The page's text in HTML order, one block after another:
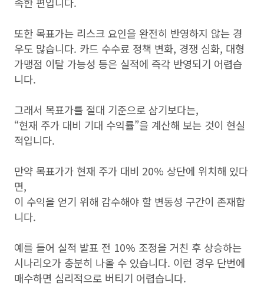
또한 목표가는 리스크 요인을 완전히 반영하지 않는 경
우도 많습니다. 카드 수수료 정책 변화, 경쟁 심화, 대형
가맹점 이탈 가능성 등은 실적에 즉각 반영되기 어렵습
니다.
그래서 목표가를 절대 기준으로 삼기보다는,
“현재 주가 대비 기대 수익률”을 계산해 보는 것이 현실
적입니다.
만약 목표가가 현재 주가 대비 20% 상단에 위치해 있다
면,
이 수익을 얻기 위해 감수해야 할 변동성 구간이 존재합
니다.
예를 들어 실적 발표 전 10% 조정을 거친 후 상승하는
시나리오가 충분히 나올 수 있습니다. 이런 경우 단번에
매수하면 심리적으로 버티기 어렵습니다.